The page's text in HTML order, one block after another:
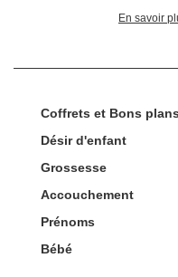
En savoir
Coffrets et Bons plans
Désir d'enfant
Grossesse
Accouchement
Prénoms
Bébé